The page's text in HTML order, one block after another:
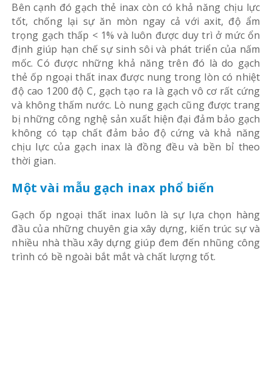
Bên cạnh đó gạch thẻ inax còn có khả năng chịu lực
tốt, chống lại sự ăn mòn ngay cả với axit, độ ẩm
trọng gạch thấp < 1% và luôn được duy trì ở mức ổn
định giúp hạn chế sự sinh sôi và phát triển của nấm
mốc. Có được những khả năng trên đó là do gạch
thẻ ốp ngoại thất inax được nung trong lòn có nhiệt
độ cao 1200 độ C, gạch tạo ra là gạch vô cơ rất cứng
và không thấm nước. Lò nung gạch cũng được trang
bị những công nghệ sản xuất hiện đại đảm bảo gạch
không có tạp chất đảm bảo độ cứng và khả năng
chịu lực của gạch inax là đồng đều và bền bỉ theo
thời gian.
Một vài mẫu gạch inax phổ biến
Gạch ốp ngoại thất inax luôn là sự lựa chọn hàng
đầu của những chuyên gia xây dựng, kiến trúc sự và
nhiều nhà thầu xây dựng giúp đem đến nhũng công
trình có bề ngoài bắt mắt và chất lượng tốt.